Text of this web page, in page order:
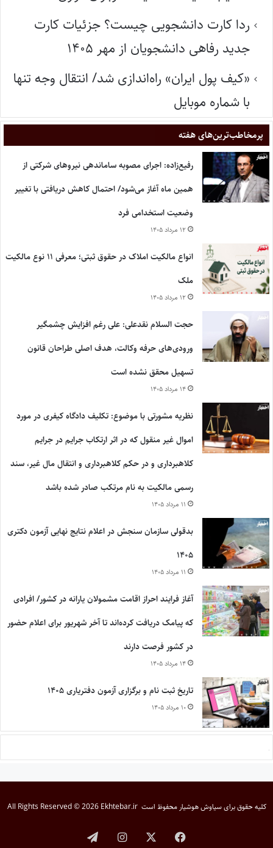
ردا کارت دانشجویی چیست؟ جزئیات کارت
جدید رفاهی دانشجویان از مهر ۱۴۰۵
«کیف پول ایران» راه‌اندازی شد/ انتقال وجه تنها
با شماره موبایل
پر‌مخاطب‌ترین‌های هفته
رفیع‌زاده: اجرای مصوبه ساماندهی نیروهای شرکتی از
همین ماه آغاز می‌شود/ احتمال کاهش دریافتی با تغییر
وضعیت استخدامی فرد
۱۲ مرداد ۱۴۰۵
انواع مالکیت املاک در حقوق ثبتی؛ معرفی ۱۱ نوع مالکیت
ملک
۱۲ مرداد ۱۴۰۵
حجت السلام نقدعلی: علی رغم افزایش چشمگیر
ورودی‌های حرفه وکالت، هدف اصلی طراحان قانون
تسهیل محقق نشده است
۱۴ مرداد ۱۴۰۵
نظریه مشورتی با موضوع: تکلیف دادگاه کیفری در مورد
اموال غیر منقول که در اثر ارتکاب جرایم در جرایم
کلاهبرداری و در حکم کلاهبرداری و انتقال مال غیر، سند
رسمی مالکیت به نام مرتکب صادر شده باشد
۱۱ مرداد ۱۴۰۵
بدقولی سازمان سنجش در اعلام نتایج نهایی آزمون دکتری
۱۴۰۵
۱۱ مرداد ۱۴۰۵
آغاز فرایند احراز اقامت مشمولان یارانه در کشور/ افرادی
که پیامک دریافت کرده‌اند تا آخر شهریور برای اعلام حضور
در کشور فرصت دارند
۱۴ مرداد ۱۴۰۵
تاریخ ثبت نام و برگزاری آزمون دفتریاری ۱۴۰۵
۱۰ مرداد ۱۴۰۵
کلیه حقوق برایسیاوش هوشیار محفوظ است All Rights Reserved © 2026 Ekhtebar.ir